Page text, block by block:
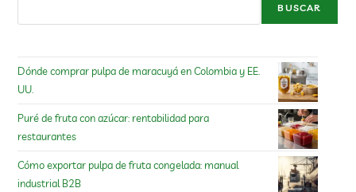
BUSCAR
Dónde comprar pulpa de maracuyá en Colombia y EE.
UU.
Puré de fruta con azúcar: rentabilidad para
restaurantes
Cómo exportar pulpa de fruta congelada: manual
industrial B2B